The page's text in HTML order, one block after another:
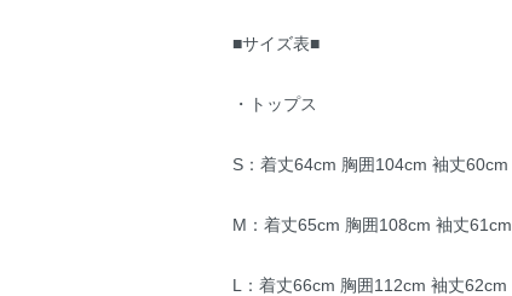
■サイズ表■
・トップス
S：着丈64cm 胸囲104cm 袖丈60cm
M：着丈65cm 胸囲108cm 袖丈61cm
L：着丈66cm 胸囲112cm 袖丈62cm